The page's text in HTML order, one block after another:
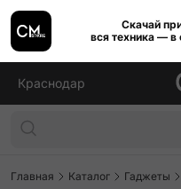
Скачай
вся техника — в
Краснодар
Главная Каталог Гаджеты